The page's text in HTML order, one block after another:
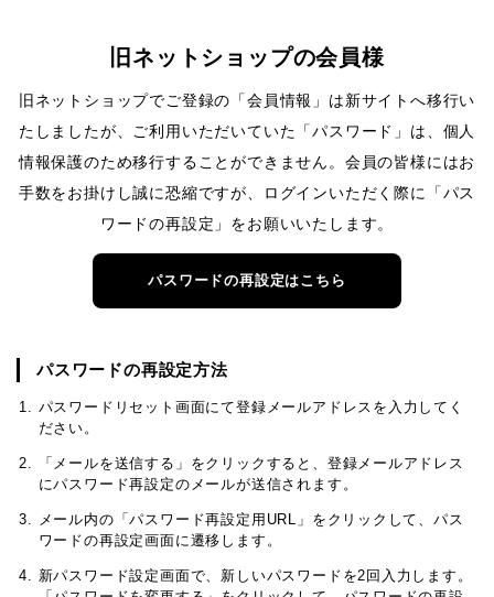
旧ネットショップの会員様
旧ネットショップでご登録の「会員情報」は新サイトへ移行い
たしましたが、ご利用いただいていた「パスワード」は、個人
情報保護のため移行することができません。会員の皆様にはお
手数をお掛けし誠に恐縮ですが、ログインいただく際に「パス
ワードの再設定」をお願いいたします。
パスワードの再設定はこちら
パスワードの再設定方法
パスワードリセット画面にて登録メールアドレスを入力してく
ださい。
「メールを送信する」をクリックすると、登録メールアドレス
にパスワード再設定のメールが送信されます。
メール内の「パスワード再設定用URL」をクリックして、パス
ワードの再設定画面に遷移します。
新パスワード設定画面で、新しいパスワードを2回入力します。